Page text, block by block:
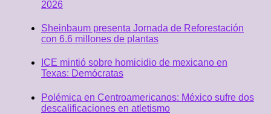
2026
Sheinbaum presenta Jornada de Reforestación
con 6.6 millones de plantas
ICE mintió sobre homicidio de mexicano en
Texas: Demócratas
Polémica en Centroamericanos: México sufre dos
descalificaciones en atletismo